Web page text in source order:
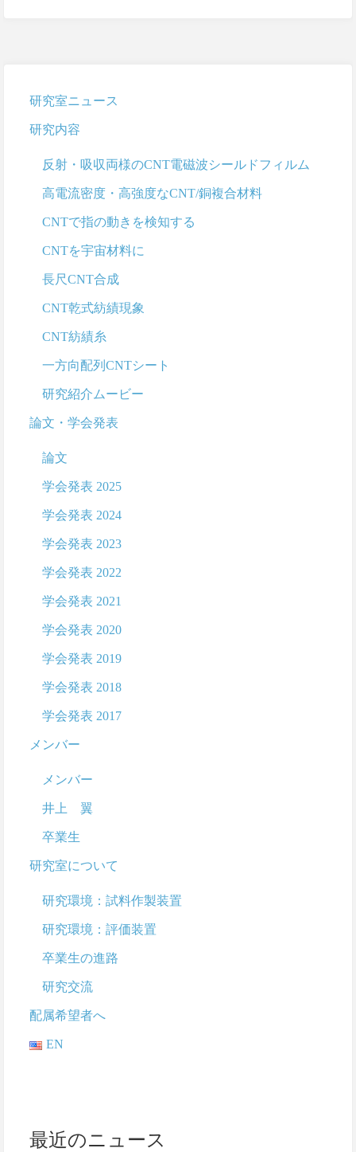
研究室ニュース
研究内容
反射・吸収両様のCNT電磁波シールドフィルム
高電流密度・高強度なCNT/銅複合材料
CNTで指の動きを検知する
CNTを宇宙材料に
長尺CNT合成
CNT乾式紡績現象
CNT紡績糸
一方向配列CNTシート
研究紹介ムービー
論文・学会発表
論文
学会発表 2025
学会発表 2024
学会発表 2023
学会発表 2022
学会発表 2021
学会発表 2020
学会発表 2019
学会発表 2018
学会発表 2017
メンバー
メンバー
井上 翼
卒業生
研究室について
研究環境：試料作製装置
研究環境：評価装置
卒業生の進路
研究交流
配属希望者へ
EN
最近のニュース